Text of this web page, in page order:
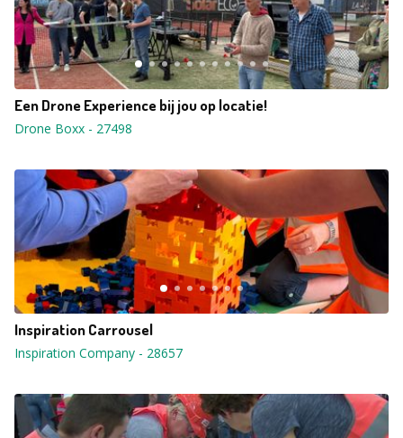
Een Drone Experience bij jou op locatie!
Drone Boxx - 27498
Inspiration Carrousel
Inspiration Company - 28657